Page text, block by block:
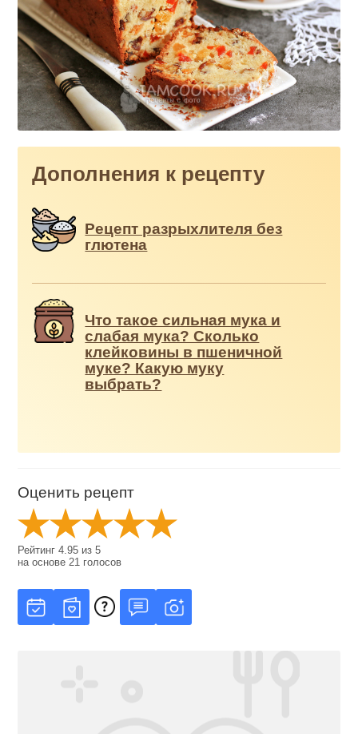
Дополнения к рецепту
Рецепт разрыхлителя без
глютена
Что такое сильная мука и
слабая мука? Сколько
клейковины в пшеничной
муке? Какую муку
выбрать?
Оценить рецепт
Рейтинг4.95 из5
на основе21 голосов